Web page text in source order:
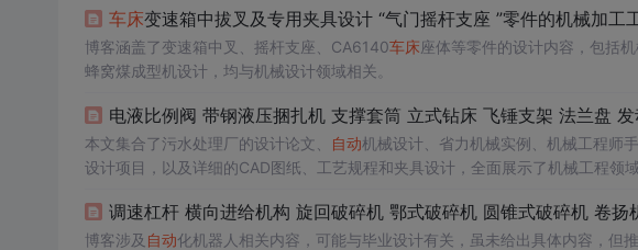
车床变速箱中拔叉及专用夹具设计 “气门摇杆支座 ”零件的机械加
博客涵盖了变速箱中叉、摇杆支座、CA6140车床座体等零件的设计内容，包括
蜂窝煤成型机设计，均与机械设计领域相关。
本文集合了污水处理厂的设计论文、 自动机械设计、省力机械实例、机械工程师
设计项目，以及详细的CAD图纸、工艺规程和夹具设计，全面展示了机械工程领
博客涉及 自动化机器人相关内容，可能与毕业设计有关，虽未给出具体内容，但